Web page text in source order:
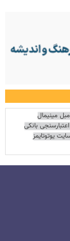
مبل مینیمال
اعتبارسنجی بانکی
یوتوتایمز